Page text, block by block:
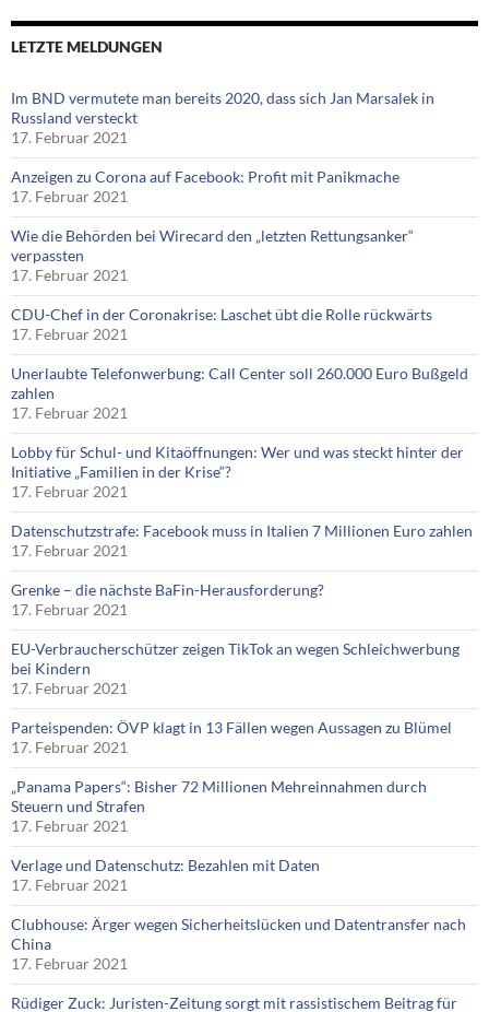
LETZTE MELDUNGEN
Im BND vermutete man bereits 2020, dass sich Jan Marsalek in
Russland versteckt
17. Februar 2021
Anzeigen zu Corona auf Facebook: Profit mit Panikmache
17. Februar 2021
Wie die Behörden bei Wirecard den „letzten Rettungsanker“
verpassten
17. Februar 2021
CDU-Chef in der Coronakrise: Laschet übt die Rolle rückwärts
17. Februar 2021
Unerlaubte Telefonwerbung: Call Center soll 260.000 Euro Bußgeld
zahlen
17. Februar 2021
Lobby für Schul- und Kitaöffnungen: Wer und was steckt hinter der
Initiative „Familien in der Krise“?
17. Februar 2021
Datenschutzstrafe: Facebook muss in Italien 7 Millionen Euro zahlen
17. Februar 2021
Grenke – die nächste BaFin-Herausforderung?
17. Februar 2021
EU-Verbraucherschützer zeigen TikTok an wegen Schleichwerbung
bei Kindern
17. Februar 2021
Parteispenden: ÖVP klagt in 13 Fällen wegen Aussagen zu Blümel
17. Februar 2021
„Panama Papers“: Bisher 72 Millionen Mehreinnahmen durch
Steuern und Strafen
17. Februar 2021
Verlage und Datenschutz: Bezahlen mit Daten
17. Februar 2021
Clubhouse: Ärger wegen Sicherheitslücken und Datentransfer nach
China
17. Februar 2021
Rüdiger Zuck: Juristen-Zeitung sorgt mit rassistischem Beitrag für